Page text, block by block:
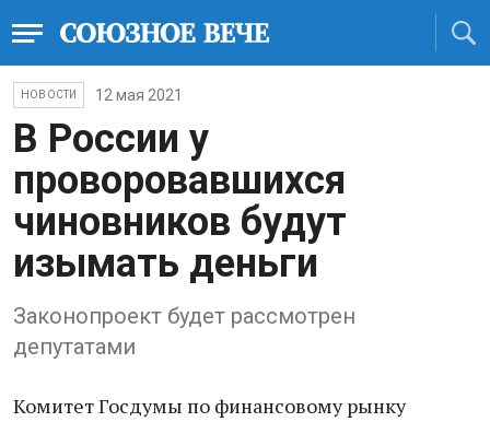
НОВОСТИ 12 мая 2021
В России у
проворовавшихся
чиновников будут
изымать деньги
Законопроект будет рассмотрен
депутатами
Комитет Госдумы по финансовому рынку